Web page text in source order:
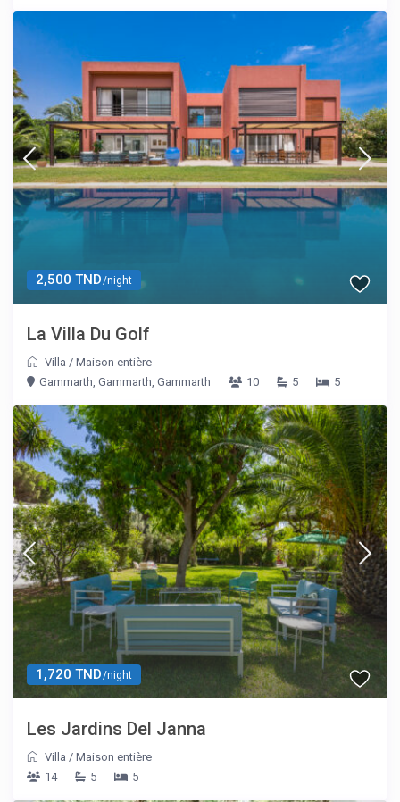
2,500 TND/night
La Villa Du Golf
Villa /Maison entière
Gammarth, Gammarth, Gammarth
10 5 5
1,720 TND/night
Les Jardins Del Janna
Villa /Maison entière
14
5 5